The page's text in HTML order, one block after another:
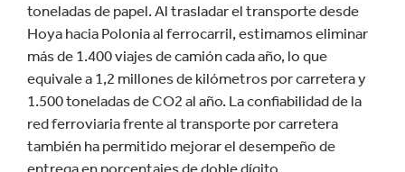
toneladas de papel. Al trasladar el transporte desde
Hoya hacia Polonia al ferrocarril, estimamos eliminar
más de 1.400 viajes de camión cada año, lo que
equivale a 1,2 millones de kilómetros por carretera y
1.500 toneladas de CO2 al año. La confiabilidad de la
red ferroviaria frente al transporte por carretera
también ha permitido mejorar el desempeño de
entrega en porcentajes de doble dígito.